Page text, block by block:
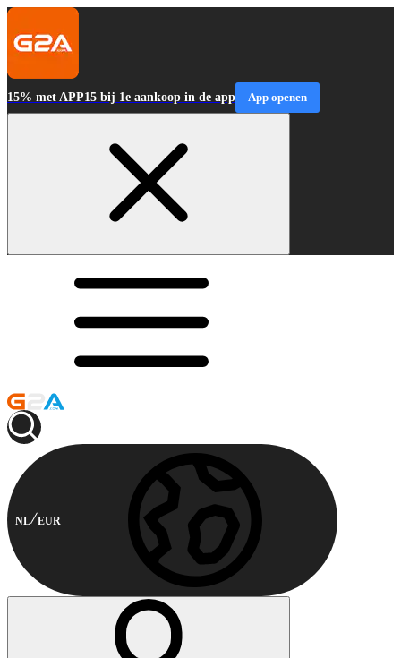
15% met APP15 bij 1e aankoop in de app App openen
NL EUR